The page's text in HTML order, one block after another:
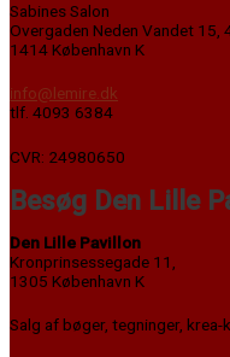
Sabines Salon
Overgaden Neden Vandet 15,
1414 København K
info@lemire.dk
tlf. 4093 6384
CVR: 24980650
Besøg Den Lille
Den Lille Pavillon
Kronprinsessegade 11,
1305 København K
Salg af bøger, tegninger,